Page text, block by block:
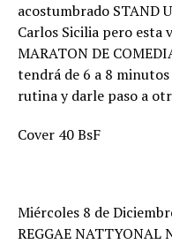
acostumbrado STAND
Carlos Sicilia pero esta
MARATON DE
tendrá de 6 a 8
rutina y darle paso a
Cover 40 BsF
Miércoles 8 de
REGGAE